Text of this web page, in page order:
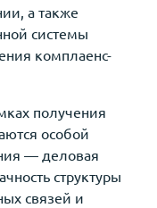
а также
системы
комплаенс-
получения
особой
— деловая
структуры
связей и